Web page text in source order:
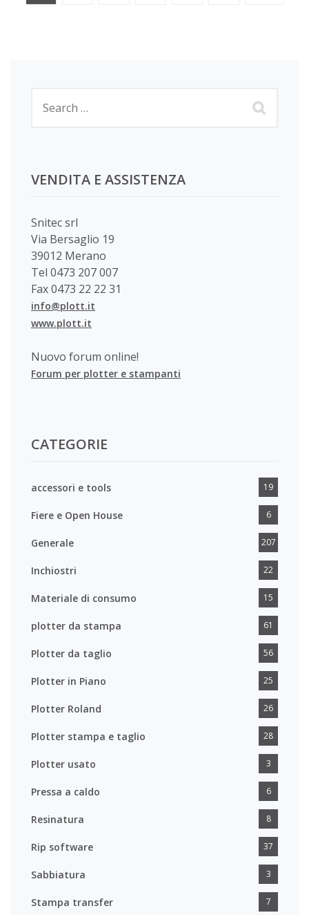
articoli
VENDITA E ASSISTENZA
Snitec srl
Via Bersaglio 19
39012 Merano
Tel 0473 207 007
Fax 0473 22 22 31
info@plott.it
www.plott.it
Nuovo forum online!
Forum per plotter e stampanti
CATEGORIE
accessori e tools 19
Fiere e Open House 6
Generale 207
Inchiostri 22
Materiale di consumo 15
plotter da stampa 61
Plotter da taglio 56
Plotter in Piano 25
Plotter Roland 26
Plotter stampa e taglio 28
Plotter usato 3
Pressa a caldo 6
Resinatura 8
Rip software 37
Sabbiatura 3
Stampa transfer 7